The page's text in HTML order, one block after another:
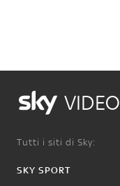
VIDEO
Tutti i siti di Sky:
SKY SPORT